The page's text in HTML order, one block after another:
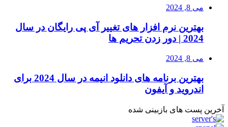
می 8, 2024
بهترین نرم افزار های تغییر آی پی رایگان در سال
2024 | دور زدن تحریم ها
می 8, 2024
بهترین برنامه های دانلود انیمه در سال 2024 برای
اندروید و آیفون
آخرین پست های بازبینی شده